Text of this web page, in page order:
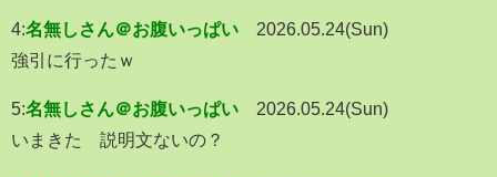
4:名無しさん＠お腹いっぱい
2026.05.24(Sun)
強引に行ったｗ
5:名無しさん＠お腹いっぱい
2026.05.24(Sun)
いまきた 説明文ないの？